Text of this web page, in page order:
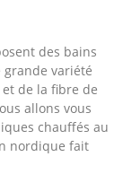
des bains
variété
de la fibre de
allons vous
chauffés au
nordique fait